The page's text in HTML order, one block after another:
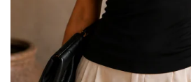
Tricouri si topuri
Rochii de eveniment